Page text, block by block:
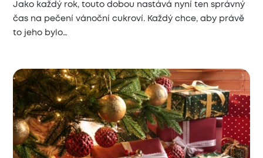
Jako každý rok, touto dobou nastává nyní ten správný
čas na pečení vánoční cukroví. Každý chce, aby právě
to jeho bylo…